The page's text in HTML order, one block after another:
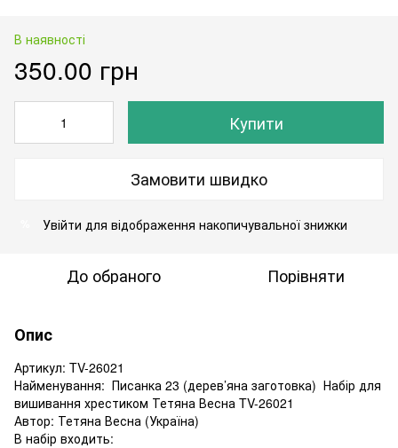
В наявності
350.00 грн
Купити
Замовити швидко
Увійти для відображення накопичувальної знижки
До обраного Порівняти
Опис
Артикул: TV-26021
Найменування: Писанка 23 (дерев’яна заготовка) Набір для
вишивання хрестиком Тетяна Весна TV-26021
Автор: Тетяна Весна (Україна)
В набір входить: